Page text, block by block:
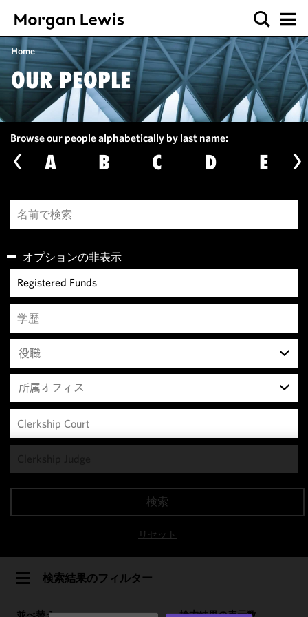
Home
OUR PEOPLE
Browse our people alphabetically by last name:
A B C D E
オプションの非表示
リセット
検索
役職
所属オフィス
検索結果のフィルター
cookies to
functionality
of this site
in